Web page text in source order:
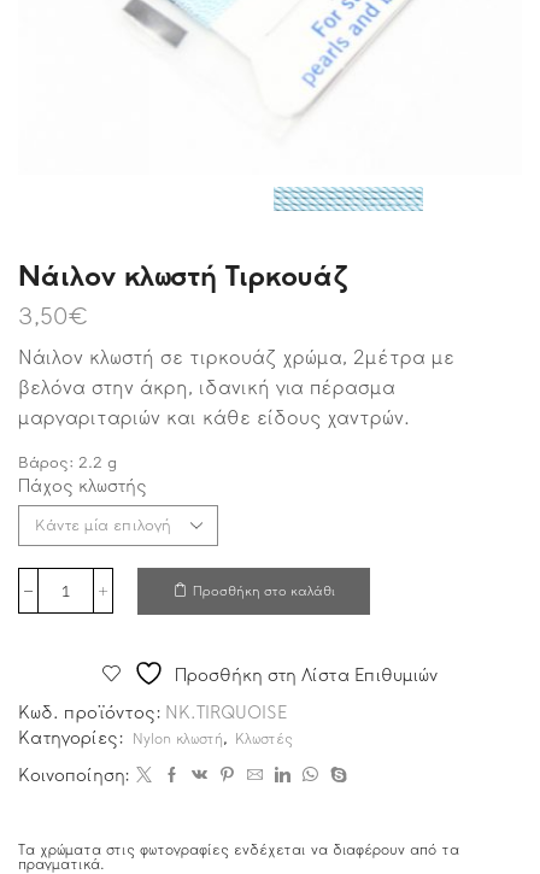
Νάιλον κλωστή Τιρκουάζ
3,50€
Νάιλον κλωστή σε τιρκουάζ χρώμα, 2μέτρα με
βελόνα στην άκρη, ιδανική για πέρασμα
μαργαριταριών και κάθε είδους χαντρών.
Βάρος: 2.2 g
Πάχος κλωστής
Προσθήκη στο καλάθι
Προσθήκη στη Λίστα Επιθυμιών
Κωδ. προϊόντος: NK.TIRQUOISE
Κατηγορίες:
Nylon κλωστή, Κλωστές
Κοινοποίηση:
Τα χρώματα στις φωτογραφίες ενδέχεται να διαφέρουν από τα
πραγματικά.